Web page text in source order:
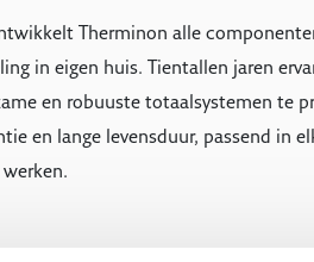
Therminon alle
in eigen huis. Tientallen jaren
en robuuste totaalsystemen te
en lange levensduur, passend in